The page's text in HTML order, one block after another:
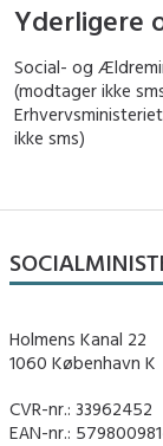
Yderligere
Social- og
(modtager ikke
ikke sms)
Holmens Kanal 22
1060 København K
CVR-nr.: 33962452
EAN-nr.: